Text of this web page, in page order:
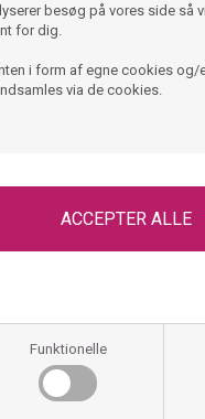
besøg på vores side så
for dig.
i form af egne cookies og/
via de cookies.
Funktionelle